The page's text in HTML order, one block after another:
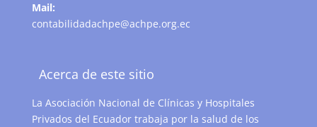
Mail:
contabilidadachpe@achpe.org.ec
Acerca de este sitio
La Asociación Nacional de Clínicas y Hospitales
Privados del Ecuador trabaja por la salud de los